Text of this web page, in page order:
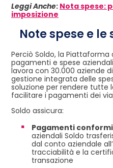
Leggi Anche: Nota spese:
imposizione
Note spese e le
Perciò Soldo, la
pagamenti e spese
lavora con 30.000 aziende
gestione integrata delle
soluzione per rendere tutte
facilitare i pagamenti dei
Soldo assicura:
Pagamenti
aziendali Soldo
dal conto aziendale
tracciabilità e la
transazione